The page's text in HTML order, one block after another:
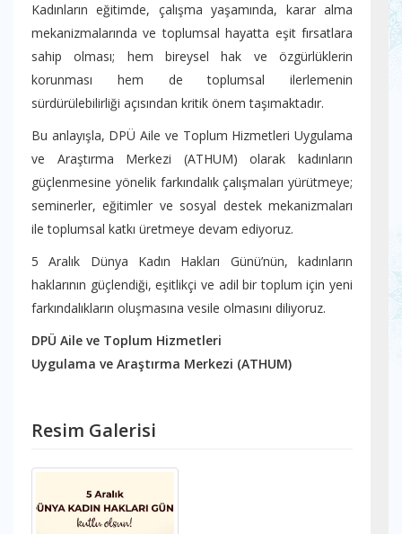
Kadınların eğitimde, çalışma yaşamında, karar alma
mekanizmalarında ve toplumsal hayatta eşit fırsatlara
sahip olması; hem bireysel hak ve özgürlüklerin
korunması hem de toplumsal ilerlemenin
sürdürülebilirliği açısından kritik önem taşımaktadır.
Bu anlayışla, DPÜ Aile ve Toplum Hizmetleri Uygulama
ve Araştırma Merkezi (ATHUM) olarak kadınların
güçlenmesine yönelik farkındalık çalışmaları yürütmeye;
seminerler, eğitimler ve sosyal destek mekanizmaları
ile toplumsal katkı üretmeye devam ediyoruz.
5 Aralık Dünya Kadın Hakları Günü’nün, kadınların
haklarının güçlendiği, eşitlikçi ve adil bir toplum için yeni
farkındalıkların oluşmasına vesile olmasını diliyoruz.
DPÜ Aile ve Toplum Hizmetleri
Uygulama ve Araştırma Merkezi (ATHUM)
Resim Galerisi